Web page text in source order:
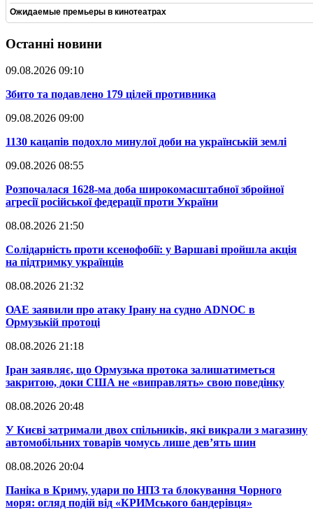
Ожидаемые премьеры в кинотеатрах
Останні новини
09.08.2026 09:10
​Збито та подавлено 179 цілей противника
09.08.2026 09:00
​1130 кацапів подохло минулої доби на українській землі
09.08.2026 08:55
​Розпочалася 1628-ма доба широкомасштабної збройної
агресії російської федерації проти України
08.08.2026 21:50
​Солідарність проти ксенофобії: у Варшаві пройшла акція
на підтримку українців
08.08.2026 21:32
​ОАЕ заявили про атаку Ірану на судно ADNOC в
Ормузькій протоці
08.08.2026 21:18
​Іран заявляє, що Ормузька протока залишатиметься
закритою, доки США не «виправлять» свою поведінку
08.08.2026 20:48
​У Києві затримали двох спільників, які викрали з магазину
автомобільних товарів чомусь лише дев’ять шин
08.08.2026 20:04
Паніка в Криму, удари по НПЗ та блокування Чорного
моря: огляд подій від «КРИМського бандерівця»